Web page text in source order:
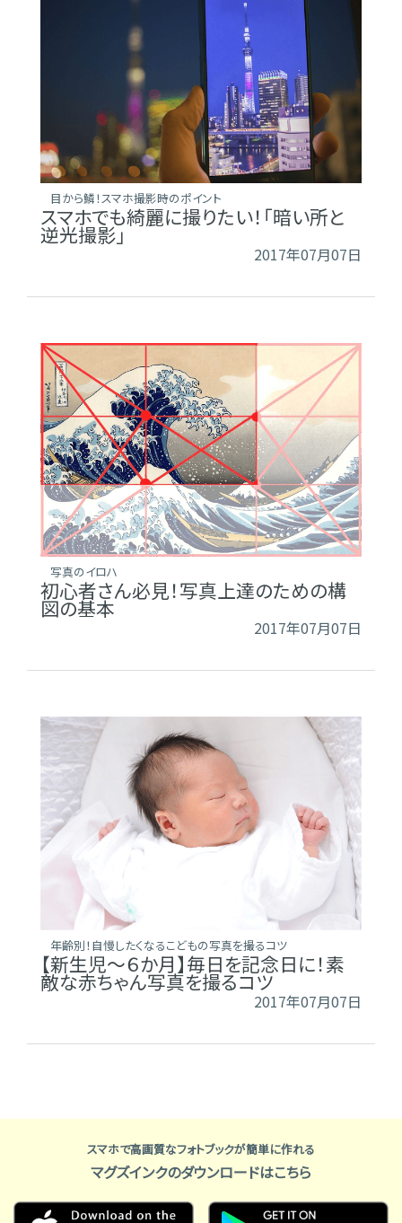
目から鱗！スマホ撮影時のポイント
スマホでも綺麗に撮りたい！「暗い所と
逆光撮影」
2017年07月07日
写真のイロハ
初心者さん必見！写真上達のための構
図の基本
2017年07月07日
年齢別！自慢したくなるこどもの写真を撮るコツ
【新生児～６か月】毎日を記念日に！素
敵な赤ちゃん写真を撮るコツ
2017年07月07日
スマホで高画質なフォトブックが簡単に作れる
マグズインクのダウンロードはこちら